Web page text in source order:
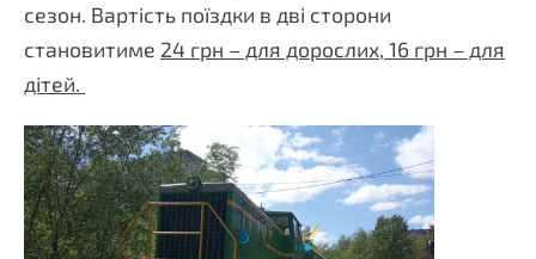
сезон. Вартість поїздки в дві сторони
становитиме 24 грн – для дорослих, 16 грн – для
дітей.